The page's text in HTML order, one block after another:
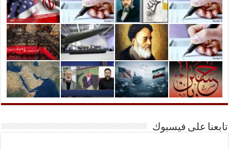
تابعنا على فيسبوك